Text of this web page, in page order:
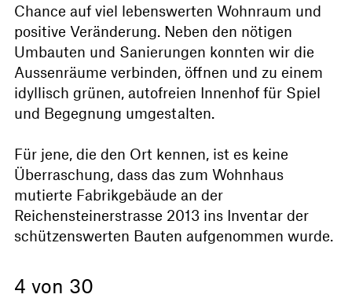
Chance auf viel lebenswerten Wohnraum und
positive Veränderung. Neben den nötigen
Umbauten und Sanierungen konnten wir die
Aussenräume verbinden, öffnen und zu einem
idyllisch grünen, autofreien Innenhof für Spiel
und Begegnung umgestalten.
Für jene, die den Ort kennen, ist es keine
Überraschung, dass das zum Wohnhaus
mutierte Fabrikgebäude an der
Reichensteinerstrasse 2013 ins Inventar der
schützenswerten Bauten aufgenommen wurde.
4 von 30